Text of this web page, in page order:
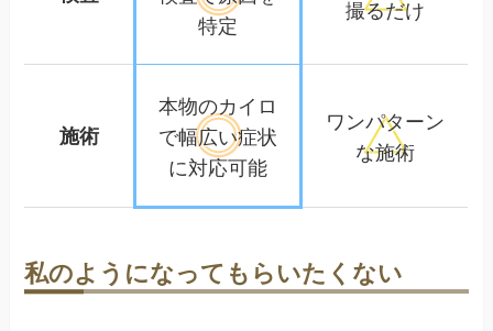
特定
撮るだけ
施術
本物のカイロ
で幅広い症状
に対応可能
ワンパターン
な施術
私のようになってもらいたくない